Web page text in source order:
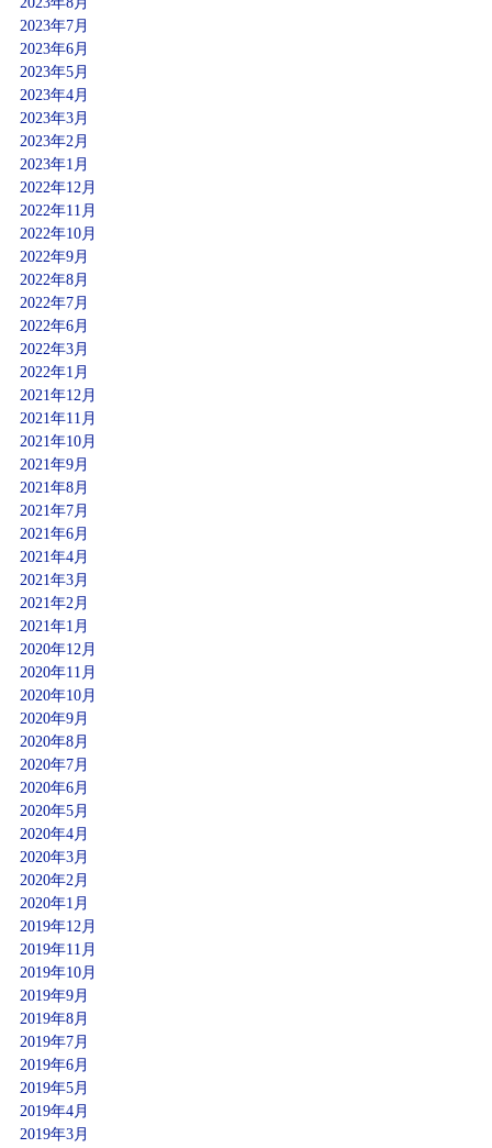
2023年7月
2023年6月
2023年5月
2023年4月
2023年3月
2023年2月
2023年1月
2022年12月
2022年11月
2022年10月
2022年9月
2022年8月
2022年7月
2022年6月
2022年3月
2022年1月
2021年12月
2021年11月
2021年10月
2021年9月
2021年8月
2021年7月
2021年6月
2021年4月
2021年3月
2021年2月
2021年1月
2020年12月
2020年11月
2020年10月
2020年9月
2020年8月
2020年7月
2020年6月
2020年5月
2020年4月
2020年3月
2020年2月
2020年1月
2019年12月
2019年11月
2019年10月
2019年9月
2019年8月
2019年7月
2019年6月
2019年5月
2019年4月
2019年3月